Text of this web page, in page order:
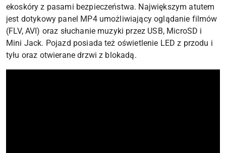
ekoskóry z pasami bezpieczeństwa. Największym atutem
jest dotykowy panel MP4 umożliwiający oglądanie filmów
(FLV, AVI) oraz słuchanie muzyki przez USB, MicroSD i
Mini Jack. Pojazd posiada też oświetlenie LED z przodu i
tyłu oraz otwierane drzwi z blokadą.